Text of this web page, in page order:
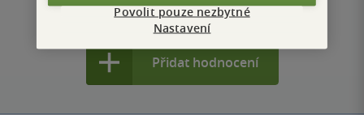
Zobrazit všechna hodnocení
Přidat hodnocení
Povolit pouze nezbytné
Nastavení